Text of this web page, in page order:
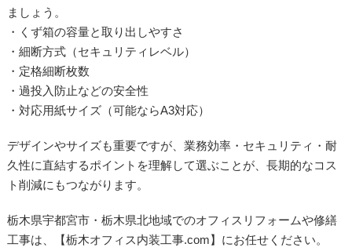
ましょう。
・くず箱の容量と取り出しやすさ
・細断方式（セキュリティレベル）
・定格細断枚数
・過投入防止などの安全性
・対応用紙サイズ（可能ならA3対応）
デザインやサイズも重要ですが、業務効率・セキュリティ・耐
久性に直結するポイントを理解して選ぶことが、長期的なコス
ト削減にもつながります。
栃木県宇都宮市・栃木県北地域でのオフィスリフォームや修繕
工事は、【栃木オフィス内装工事.com】にお任せください。